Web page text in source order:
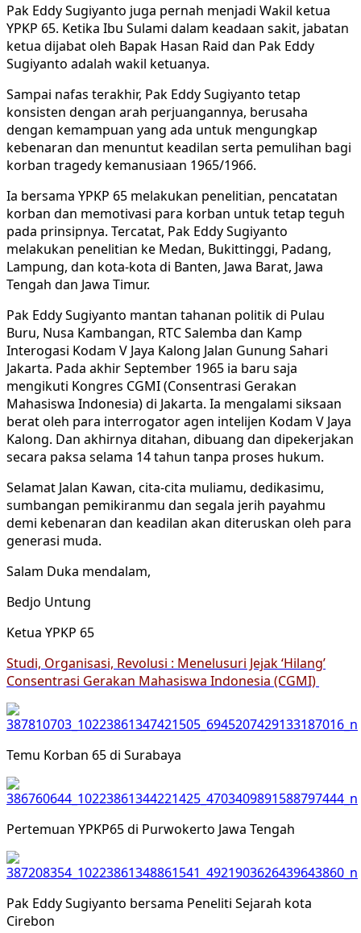
Pak Eddy Sugiyanto juga pernah menjadi Wakil ketua
YPKP 65. Ketika Ibu Sulami dalam keadaan sakit, jabatan
ketua dijabat oleh Bapak Hasan Raid dan Pak Eddy
Sugiyanto adalah wakil ketuanya.
Sampai nafas terakhir, Pak Eddy Sugiyanto tetap
konsisten dengan arah perjuangannya, berusaha
dengan kemampuan yang ada untuk mengungkap
kebenaran dan menuntut keadilan serta pemulihan bagi
korban tragedy kemanusiaan 1965/1966.
Ia bersama YPKP 65 melakukan penelitian, pencatatan
korban dan memotivasi para korban untuk tetap teguh
pada prinsipnya. Tercatat, Pak Eddy Sugiyanto
melakukan penelitian ke Medan, Bukittinggi, Padang,
Lampung, dan kota-kota di Banten, Jawa Barat, Jawa
Tengah dan Jawa Timur.
Pak Eddy Sugiyanto mantan tahanan politik di Pulau
Buru, Nusa Kambangan, RTC Salemba dan Kamp
Interogasi Kodam V Jaya Kalong Jalan Gunung Sahari
Jakarta. Pada akhir September 1965 ia baru saja
mengikuti Kongres CGMI (Consentrasi Gerakan
Mahasiswa Indonesia) di Jakarta. Ia mengalami siksaan
berat oleh para interrogator agen intelijen Kodam V Jaya
Kalong. Dan akhirnya ditahan, dibuang dan dipekerjakan
secara paksa selama 14 tahun tanpa proses hukum.
Selamat Jalan Kawan, cita-cita muliamu, dedikasimu,
sumbangan pemikiranmu dan segala jerih payahmu
demi kebenaran dan keadilan akan diteruskan oleh para
generasi muda.
Salam Duka mendalam,
Bedjo Untung
Ketua YPKP 65
Studi, Organisasi, Revolusi : Menelusuri Jejak ‘Hilang’
Consentrasi Gerakan Mahasiswa Indonesia (CGMI)
Temu Korban 65 di Surabaya
Pertemuan YPKP65 di Purwokerto Jawa Tengah
Pak Eddy Sugiyanto bersama Peneliti Sejarah kota
Cirebon